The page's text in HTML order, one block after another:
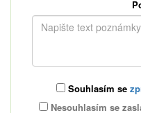
Souhlasím se
Nesouhlasím se